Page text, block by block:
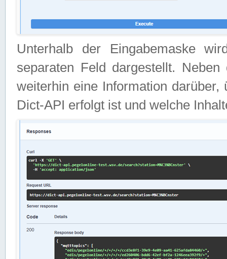
Unterhalb der Eingabemaske
separaten Feld dargestellt.
weiterhin eine Information
Dict-API erfolgt ist und welche